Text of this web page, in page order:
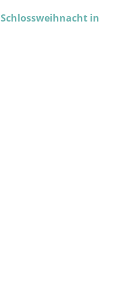
Schlossweihnacht in